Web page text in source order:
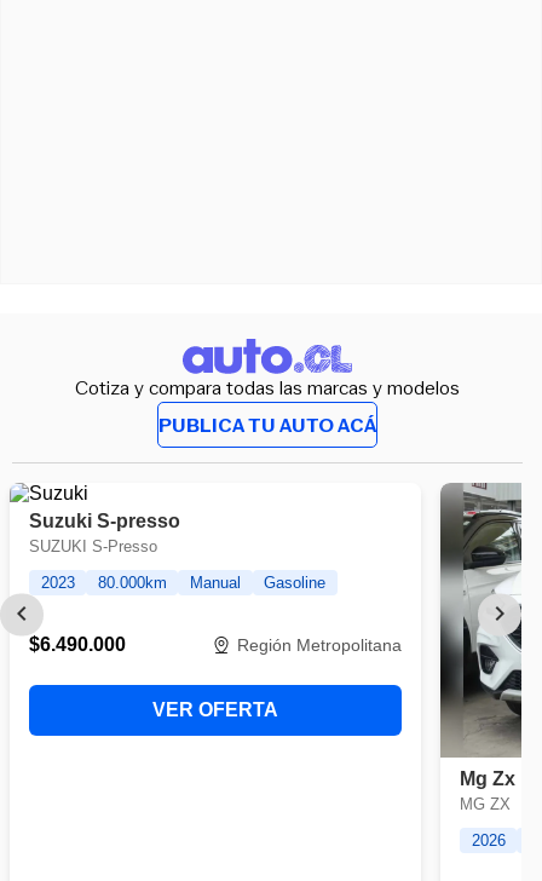
Cotiza y compara todas las marcas y modelos
PUBLICA TU AUTO ACÁ